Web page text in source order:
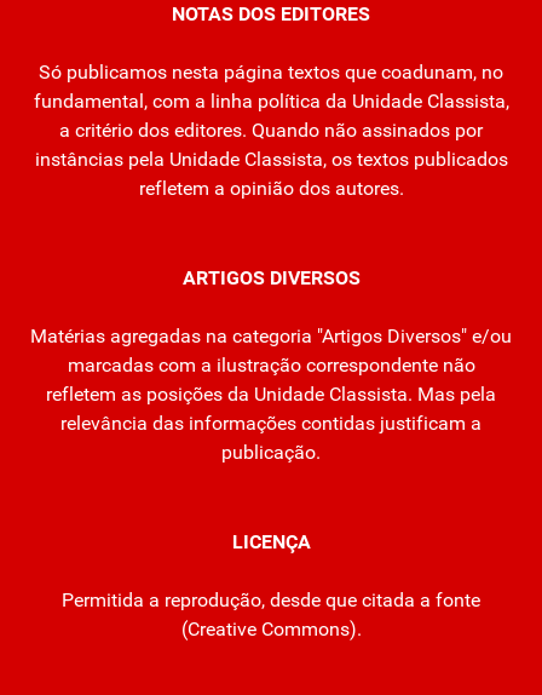
NOTAS DOS EDITORES
Só publicamos nesta página textos que coadunam, no
fundamental, com a linha política da Unidade Classista,
a critério dos editores. Quando não assinados por
instâncias pela Unidade Classista, os textos publicados
refletem a opinião dos autores.
ARTIGOS DIVERSOS
Matérias agregadas na categoria "Artigos Diversos" e/ou
marcadas com a ilustração correspondente não
refletem as posições da Unidade Classista. Mas pela
relevância das informações contidas justificam a
publicação.
LICENÇA
Permitida a reprodução, desde que citada a fonte
(Creative Commons).